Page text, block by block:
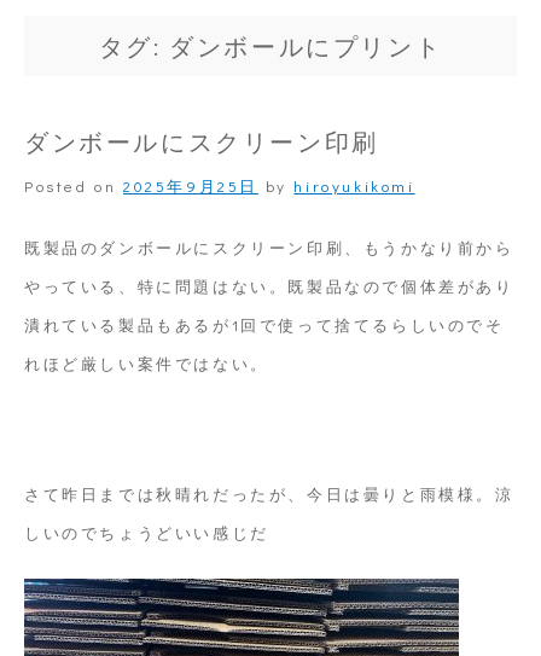
タグ: ダンボールにプリント
ダンボールにスクリーン印刷
Posted on 2025年9月25日 by hiroyukikomi
既製品のダンボールにスクリーン印刷、もうかなり前から
やっている、特に問題はない。既製品なので個体差があり
潰れている製品もあるが1回で使って捨てるらしいのでそ
れほど厳しい案件ではない。
さて昨日までは秋晴れだったが、今日は曇りと雨模様。涼
しいのでちょうどいい感じだ